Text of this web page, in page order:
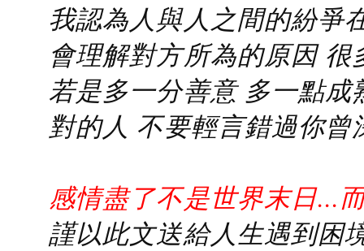
我認為人與人之間的紛爭
會理解對方所為的原因
若是多一分善意 多一點
對的人 不要輕言錯過你曾
感情盡了不是世界末日...
謹以此文送給人生遇到困